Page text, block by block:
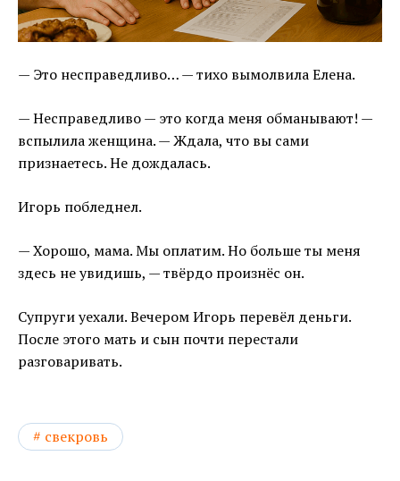
— Это несправедливо… — тихо вымолвила Елена.
— Несправедливо — это когда меня обманывают! —
вспылила женщина. — Ждала, что вы сами
признаетесь. Не дождалась.
Игорь побледнел.
— Хорошо, мама. Мы оплатим. Но больше ты меня
здесь не увидишь, — твёрдо произнёс он.
Супруги уехали. Вечером Игорь перевёл деньги.
После этого мать и сын почти перестали
разговаривать.
свекровь